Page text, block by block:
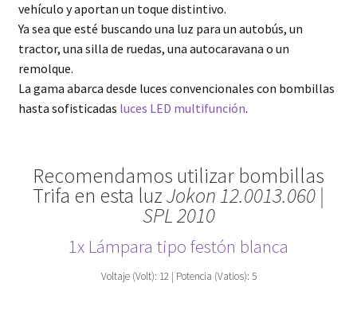
vehículo y aportan un toque distintivo.
Ya sea que esté buscando una luz para un autobús, un
tractor, una silla de ruedas, una autocaravana o un
remolque.
La gama abarca desde luces convencionales con bombillas
hasta sofisticadas luces LED multifunción.
Recomendamos utilizar bombillas
Trifa en esta luzJokon 12.0013.060 |
SPL 2010
1x Lámpara tipo festón blanca
Voltaje (Volt): 12 | Potencia (Vatios): 5